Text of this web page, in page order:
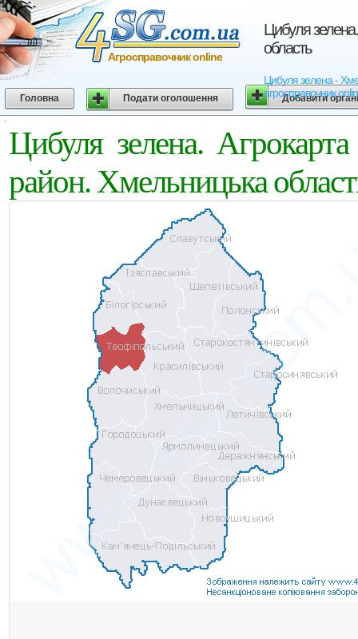
Цибуля
область
Цибуля зелена -
агросправочник
Агросправочник online
Головна Подати оголошення Добавити
Цибуля зелена.
район. Хмельницька